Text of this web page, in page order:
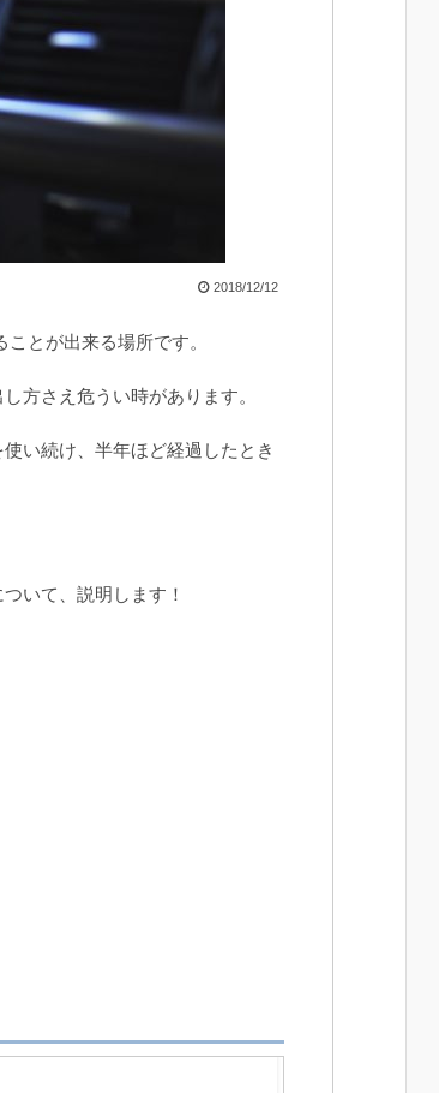
2018/12/12
とが出来る場所です。
方さえ危うい時があります。
使い続け、半年ほど経過したとき
ついて、説明します！